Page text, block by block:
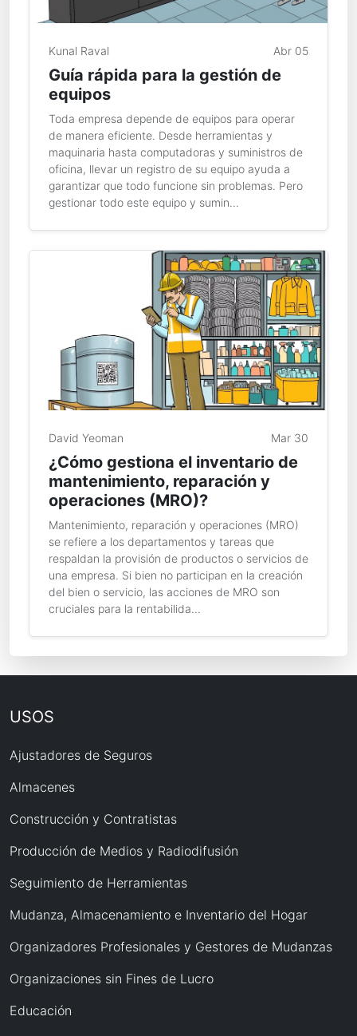
Kunal Raval Abr 05
Guía rápida para la gestión de
equipos
Toda empresa depende de equipos para operar
de manera eficiente. Desde herramientas y
maquinaria hasta computadoras y suministros de
oficina, llevar un registro de su equipo ayuda a
garantizar que todo funcione sin problemas. Pero
gestionar todo este equipo y sumin...
David Yeoman Mar 30
¿Cómo gestiona el inventario de
mantenimiento, reparación y
operaciones (MRO)?
Mantenimiento, reparación y operaciones (MRO)
se refiere a los departamentos y tareas que
respaldan la provisión de productos o servicios de
una empresa. Si bien no participan en la creación
del bien o servicio, las acciones de MRO son
cruciales para la rentabilida...
USOS
Ajustadores de Seguros
Almacenes
Construcción y Contratistas
Producción de Medios y Radiodifusión
Seguimiento de Herramientas
Mudanza, Almacenamiento e Inventario del Hogar
Organizadores Profesionales y Gestores de Mudanzas
Organizaciones sin Fines de Lucro
Educación